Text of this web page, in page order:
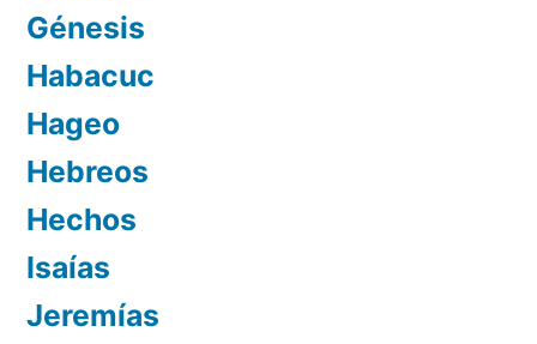
Génesis
Habacuc
Hageo
Hebreos
Hechos
Isaías
Jeremías